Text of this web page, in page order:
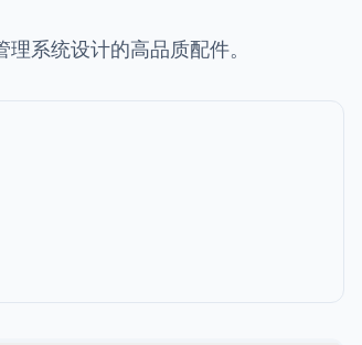
系统设计的高品质配件。